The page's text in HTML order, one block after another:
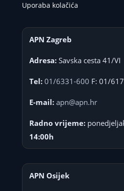
Uporaba kolačića
APN Zagreb
Adresa:Savska cesta 41/VI
Tel: 01/6331-600 F: 01/
E-mail: apn@apn.hr
Radno vrijeme:
14:00h
APN Osijek